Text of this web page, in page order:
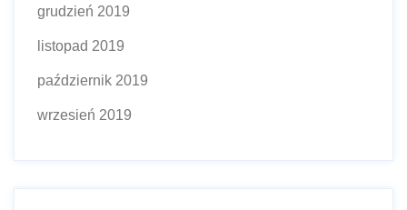
grudzień 2019
listopad 2019
październik 2019
wrzesień 2019